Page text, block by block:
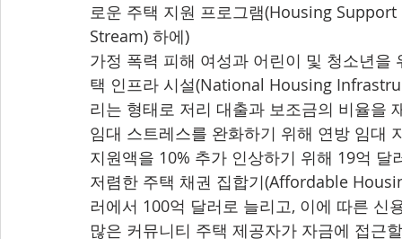
로운 주택 지원 프로그램(Housing
Stream) 하에)
가정 폭력 피해 여성과 어린이 및 청소년
택 인프라 시설(National Housing
리는 형태로 저리 대출과 보조금의 비율을
임대 스트레스를 완화하기 위해 연방 임
지원액을 10% 추가 인상하기 위해 19억 달
저렴한 주택 채권 집합기(Affordable
러에서 100억 달러로 늘리고, 이에 따른
많은 커뮤니티 주택 제공자가 자금에 접근